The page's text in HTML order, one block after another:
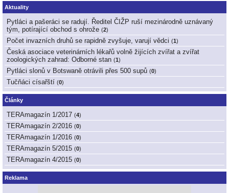
Aktuality
Pytláci a pašeráci se radují. Ředitel ČIŽP ruší mezinárodně uznávaný
tým, potírající obchod s ohrože (2)
Počet invazních druhů se rapidně zvyšuje, varují vědci (1 )
Česká asociace veterinárních lékařů volně žijících zvířat a zvířat
zoologických zahrad: Odborné stan (1 )
Pytláci slonů v Botswaně otrávili přes 500 supů (0)
Tučňáci císařští (0)
Články
TERAmagazín 1/2017 (4)
TERAmagazín 2/2016 (0)
TERAmagazín 1/2016 (0)
TERAmagazín 5/2015 (0)
TERAmagazín 4/2015 (0)
Reklama